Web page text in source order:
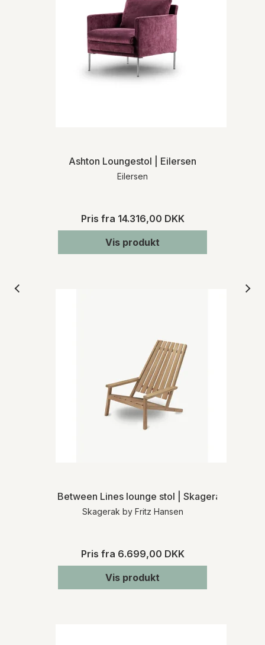
Ashton Loungestol | Eilersen
Eilersen
Pris fra 14.316,00 DKK
Vis produkt
Between Lines lounge stol | Skagerak
Skagerak by Fritz Hansen
Pris fra 6.699,00 DKK
Vis produkt